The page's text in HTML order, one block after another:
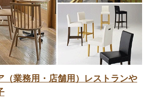
（業務用・店舗用）レストランや